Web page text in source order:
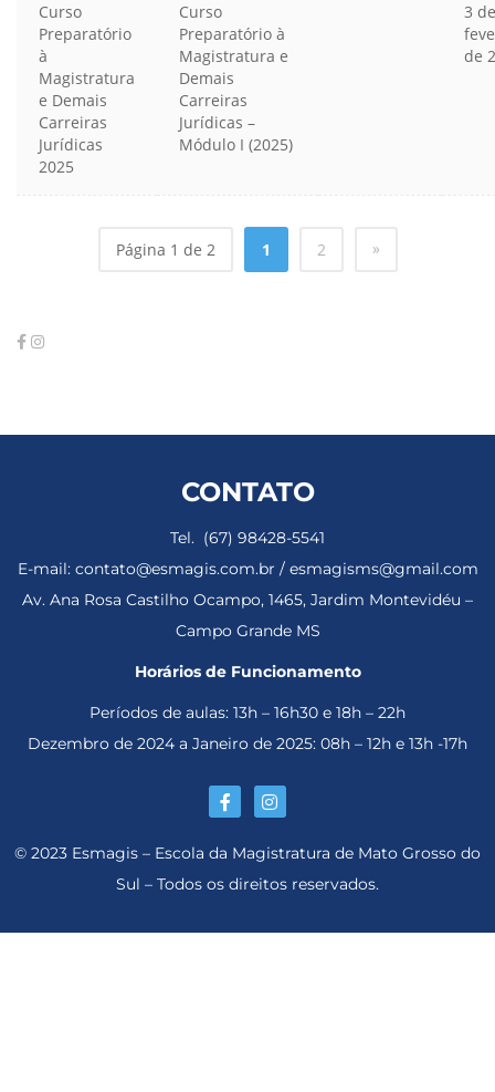
Curso
Preparatório
à
Magistratura
e Demais
Carreiras
Jurídicas
2025
Curso
Preparatório à
Magistratura e
Demais
Carreiras
Jurídicas –
Módulo I (2025)
3 de
de
Página 1 de 2 1 2 »
CONTATO
Tel. (67) 98428-5541
E-mail: contato@esmagis.com.br / esmagisms@gmail.com
Av. Ana Rosa Castilho Ocampo, 1465, Jardim Montevidéu –
Campo Grande MS
Horários de Funcionamento
Períodos de aulas: 13h – 16h30 e 18h – 22h
Dezembro de 2024 a Janeiro de 2025: 08h – 12h e 13h -17h
© 2023 Esmagis – Escola da Magistratura de Mato Grosso do
Sul – Todos os direitos reservados.